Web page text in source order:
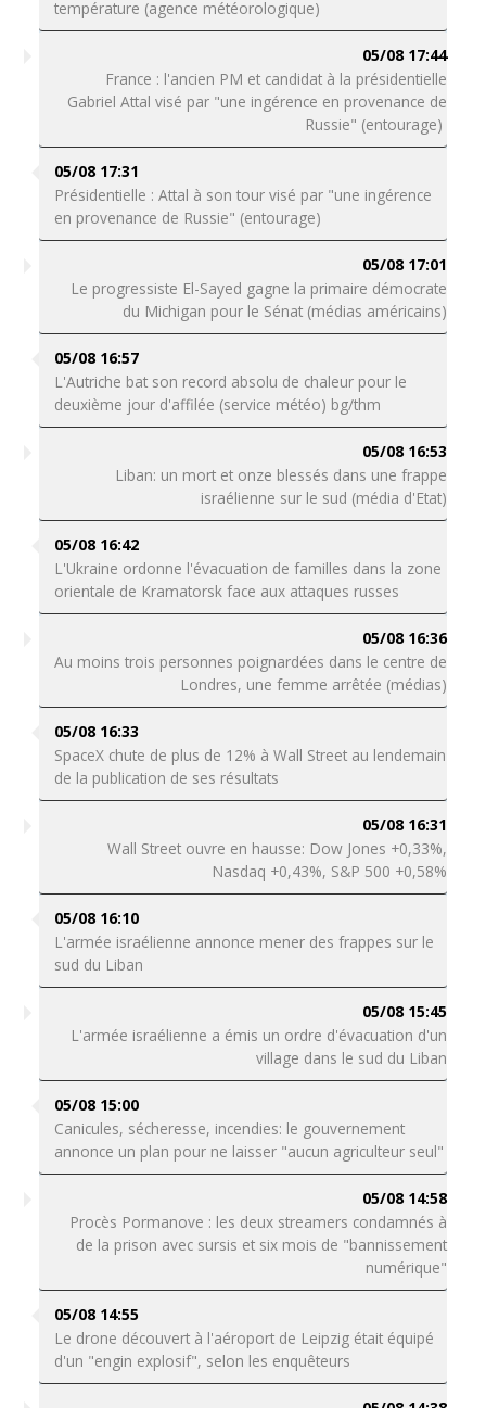
température (agence météorologique)
05/08 17:44
France : l'ancien PM et candidat à la présidentielle
Gabriel Attal visé par "une ingérence en provenance de
Russie" (entourage)
05/08 17:31
Présidentielle : Attal à son tour visé par "une ingérence
en provenance de Russie" (entourage)
05/08 17:01
Le progressiste El-Sayed gagne la primaire démocrate
du Michigan pour le Sénat (médias américains)
05/08 16:57
L'Autriche bat son record absolu de chaleur pour le
deuxième jour d'affilée (service météo) bg/thm
05/08 16:53
Liban: un mort et onze blessés dans une frappe
israélienne sur le sud (média d'Etat)
05/08 16:42
L'Ukraine ordonne l'évacuation de familles dans la zone
orientale de Kramatorsk face aux attaques russes
05/08 16:36
Au moins trois personnes poignardées dans le centre de
Londres, une femme arrêtée (médias)
05/08 16:33
SpaceX chute de plus de 12% à Wall Street au lendemain
de la publication de ses résultats
05/08 16:31
Wall Street ouvre en hausse: Dow Jones +0,33%,
Nasdaq +0,43%, S&P 500 +0,58%
05/08 16:10
L'armée israélienne annonce mener des frappes sur le
sud du Liban
05/08 15:45
L'armée israélienne a émis un ordre d'évacuation d'un
village dans le sud du Liban
05/08 15:00
Canicules, sécheresse, incendies: le gouvernement
annonce un plan pour ne laisser "aucun agriculteur seul"
05/08 14:58
Procès Pormanove : les deux streamers condamnés à
de la prison avec sursis et six mois de "bannissement
numérique"
05/08 14:55
Le drone découvert à l'aéroport de Leipzig était équipé
d'un "engin explosif", selon les enquêteurs